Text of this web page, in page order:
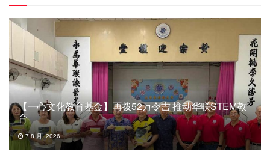
【一心文化教育基金】再拨52万令吉 推动华联STEM教
育
7 8 月, 2026